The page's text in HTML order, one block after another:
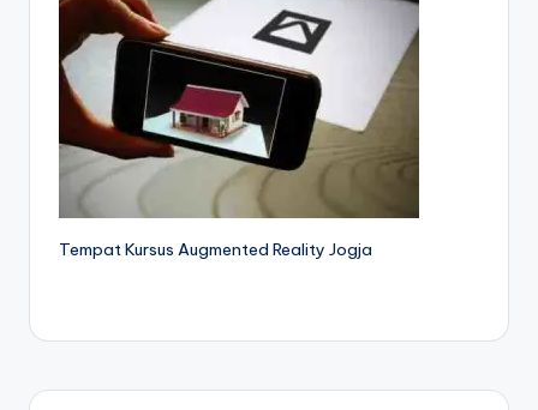
Tempat Kursus Augmented Reality Jogja